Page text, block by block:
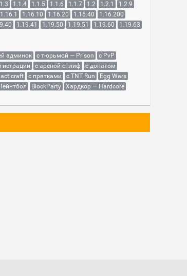
1.1.4 1.1.5 1.1.6 1.1.7 1.2 1.2.1
1.2.9
1.16.1 1.16.10 1.16.20 1.16.40
1.16.200
1.19.41 1.19.50 1.19.51 1.19.60
1.19.63
админок с тюрьмой — Prison
с PvP
с ареной сплиф
с донатом
с прятками с TNT Run
Egg Wars
BlockParty
Хардкор — Hardcore